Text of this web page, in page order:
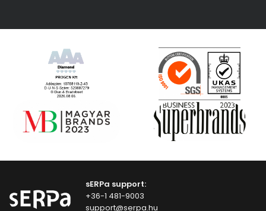
sERPa support:
+36-1 481-9003
support@serpa.hu